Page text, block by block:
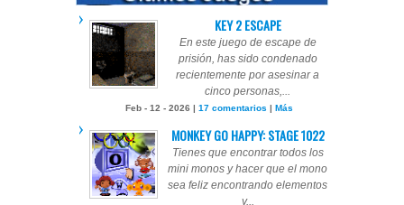
KEY 2 ESCAPE
En este juego de escape de
prisión, has sido condenado
recientemente por asesinar a
cinco personas,...
Feb - 12 - 2026 | 17 comentarios | Más
MONKEY GO HAPPY: STAGE 1022
Tienes que encontrar todos los
mini monos y hacer que el mono
sea feliz encontrando elementos
y...